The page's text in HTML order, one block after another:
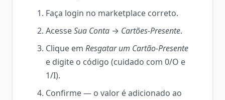
Faça login no marketplace correto.
AcesseSua Conta→ Cartões‑Presente.
Clique em Resgatar um Cartão-Presente
e digite o código (cuidado com 0/O e
1/I).
Confirme — o valor é adicionado ao